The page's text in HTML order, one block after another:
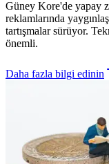
Güney Kore'de yapay
reklamlarında
tartışmalar sürüyor.
önemli.
Daha fazla bilgi edinin